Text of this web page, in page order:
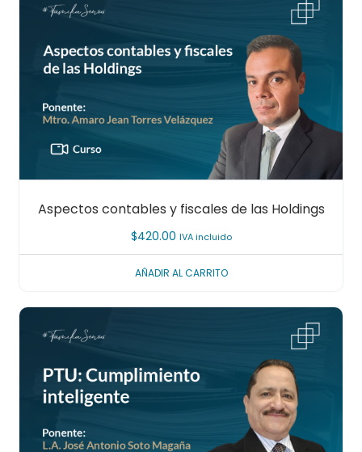
Aspectos contables y fiscales de las Holdings
$420.00 IVA incluido
AÑADIR AL CARRITO